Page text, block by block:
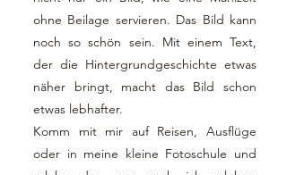
ohne Beilage servieren. Das Bild kann
noch so schön sein. Mit einem Text,
der die Hintergrundgeschichte etwas
näher bringt, macht das Bild schon
etwas lebhafter.
Komm mit mir auf Reisen, Ausflüge
oder in meine kleine Fotoschule und